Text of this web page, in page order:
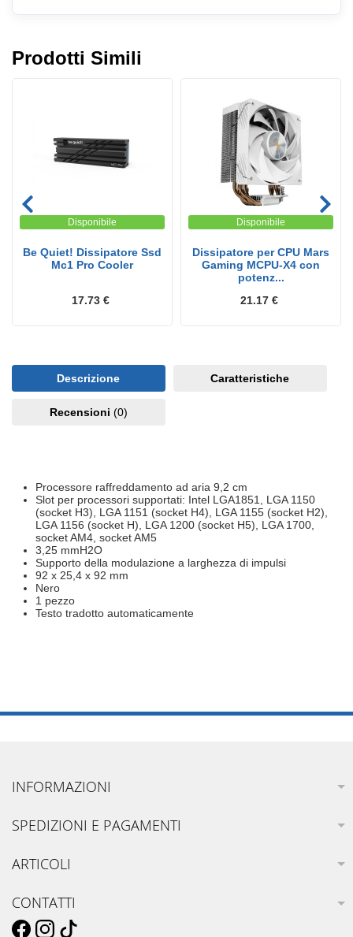
Prodotti Simili
Disponibile
Be Quiet! Dissipatore Ssd
Mc1 Pro Cooler
17.73 €
Disponibile
Dissipatore per CPU Mars
Gaming MCPU-X4 con
potenz...
21.17 €
Descrizione Caratteristiche
Recensioni (0)
Processore raffreddamento ad aria 9,2 cm
Slot per processori supportati: Intel LGA1851, LGA 1150
(socket H3), LGA 1151 (socket H4), LGA 1155 (socket H2),
LGA 1156 (socket H), LGA 1200 (socket H5), LGA 1700,
socket AM4, socket AM5
3,25 mmH2O
Supporto della modulazione a larghezza di impulsi
92 x 25,4 x 92 mm
Nero
1 pezzo
Testo tradotto automaticamente
INFORMAZIONI
SPEDIZIONI E PAGAMENTI
ARTICOLI
CONTATTI